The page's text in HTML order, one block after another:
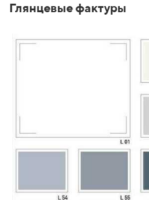
Глянцевые фактуры